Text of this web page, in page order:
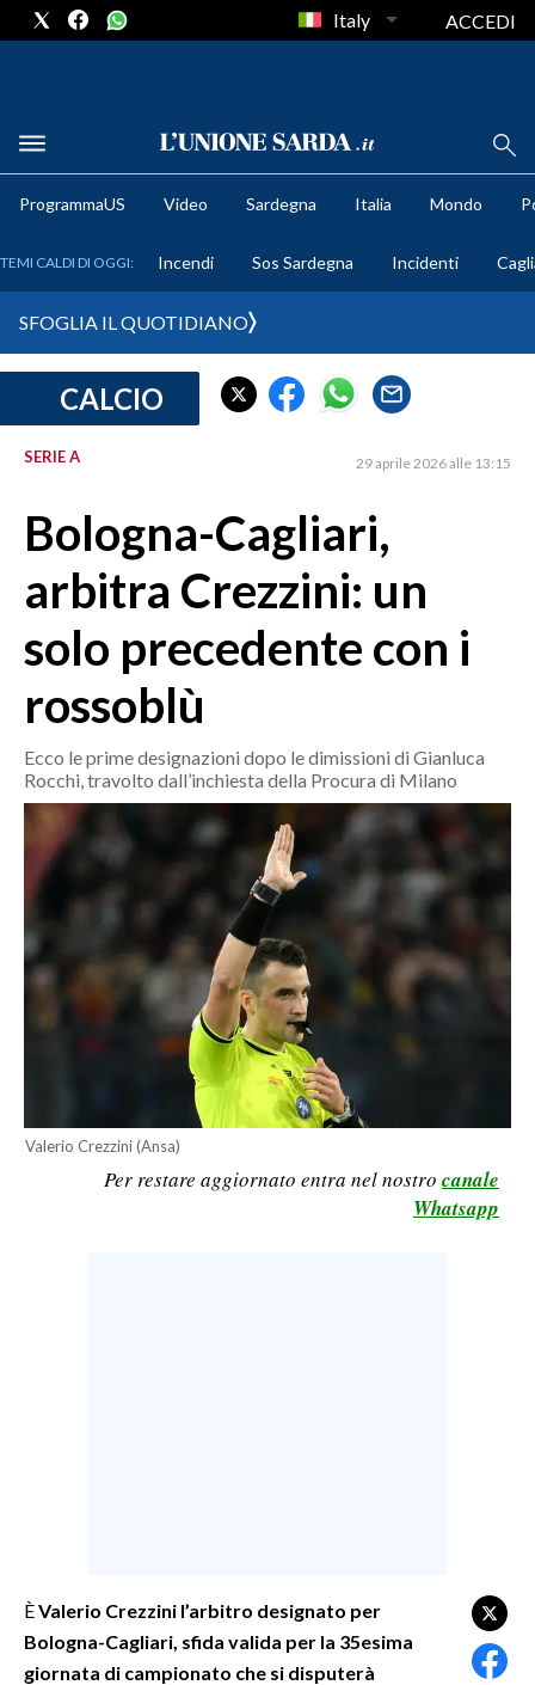
METEO
CRONACA SARDEGNA
MEDIO CAMPIDANO
ORISTANO E PROVINCIA
GALLURA
NUORO E PROVINCIA
OGLIASTRA
AGENDA
CRONACA
ITALIA
MONDO
POLITICA
ECONOMIA
SERVIZI ALLE IMPRESE
BANDI
CULTURA
SPETTACOLI
Italy ACCEDI
ProgrammaUS Video Sardegna Italia Mondo
TEMI CALDI DI OGGI: Incendi Sos Sardegna Incidenti
SFOGLIA IL QUOTIDIANO
CALCIO
SERIE A 29 aprile 2026 alle 13:15
Bologna-Cagliari,
arbitra Crezzini: un
solo precedente con i
rossoblù
Ecco le prime designazioni dopo le dimissioni di Gianluca
Rocchi, travolto dall’inchiesta della Procura di Milano
Valerio Crezzini (Ansa)
Per restare aggiornato entra nel nostro canale
Whatsapp
ÈValerio Crezzini l’arbitro designato per
Bologna-Cagliari, sfida valida per la 35esima
giornata di campionato che si disputerà